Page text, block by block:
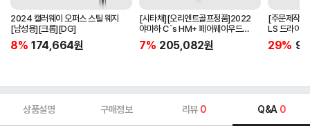
2024 캘러웨이 오퍼스 스틸 웨지
[남성용][크롬][DG]
8% 174,664원
[시타채][오리엔트골프정품]2022
야마하 C`s HM+ 페어웨이우드
[여성용][화이트][C`s HM+
ORIGINAL]
7% 205,082원
[주문제작
LS 드라이
BLACK]
29%
상품설명 구매정보 리뷰 0 Q&A 0